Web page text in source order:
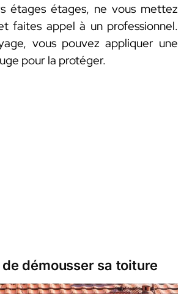
étages étages, ne vous mettez
faites appel à un professionnel.
vous pouvez appliquer une
pour la protéger.
de démousser sa toiture